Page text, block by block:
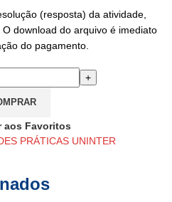
(resposta) da atividade,
download do arquivo é imediato
do pagamento.
aos Favoritos
PRÁTICAS UNINTER